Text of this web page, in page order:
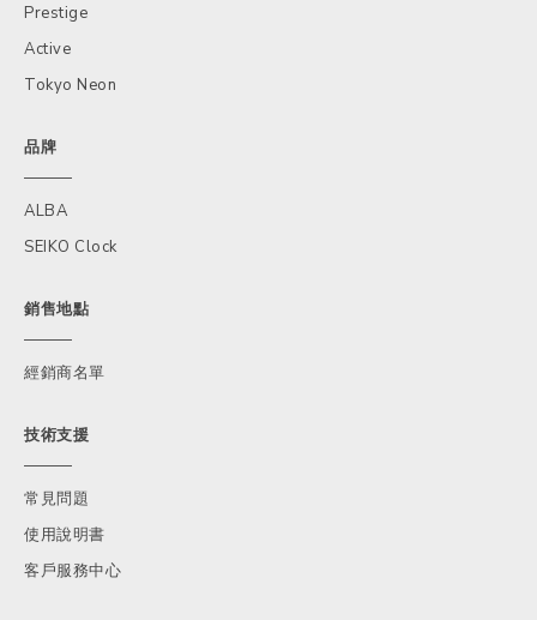
Prestige
Active
Tokyo Neon
品牌
ALBA
SEIKO Clock
銷售地點
經銷商名單
技術支援
常見問題
使用說明書
客戶服務中心